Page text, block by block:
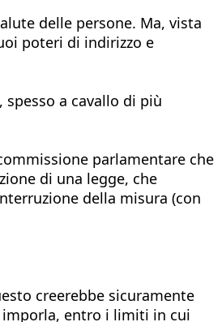
delle persone. Ma, vista
poteri di indirizzo e
a cavallo di più
parlamentare che
di una legge, che
della misura (con
creerebbe sicuramente
imporla, entro i limiti in cui